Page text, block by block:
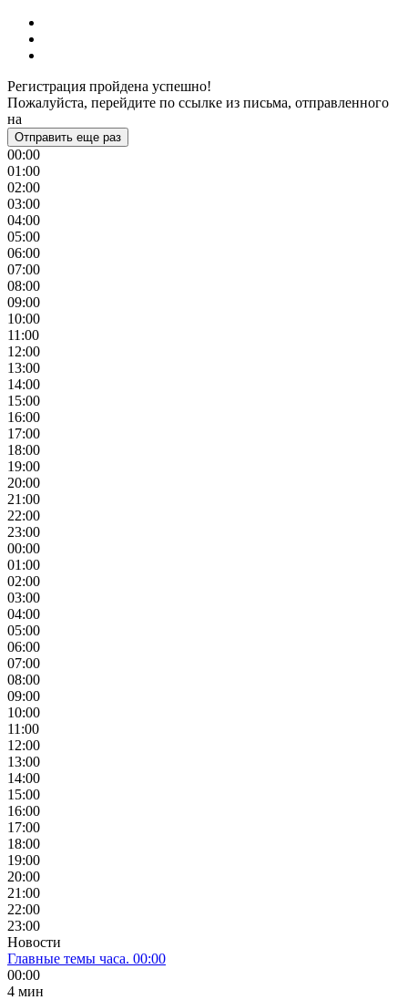
Регистрация пройдена успешно!
Пожалуйста, перейдите по ссылке из письма, отправленного
на
Отправить еще раз
00:00
01:00
02:00
03:00
04:00
05:00
06:00
07:00
08:00
09:00
10:00
11:00
12:00
13:00
14:00
15:00
16:00
17:00
18:00
19:00
20:00
21:00
22:00
23:00
00:00
01:00
02:00
03:00
04:00
05:00
06:00
07:00
08:00
09:00
10:00
11:00
12:00
13:00
14:00
15:00
16:00
17:00
18:00
19:00
20:00
21:00
22:00
23:00
Новости
Главные темы часа. 00:00
00:00
4 мин